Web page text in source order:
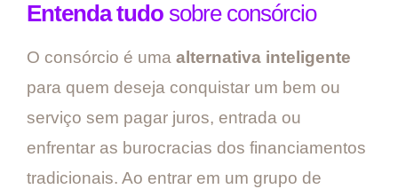
Entenda tudo sobre consórcio
O consórcio é uma alternativa inteligente
para quem deseja conquistar um bem ou
serviço sem pagar juros, entrada ou
enfrentar as burocracias dos financiamentos
tradicionais. Ao entrar em um grupo de